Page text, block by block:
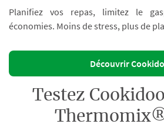
Planifiez vos repas, limitez le
économies. Moins de stress, plus de
Découvrir
Testez